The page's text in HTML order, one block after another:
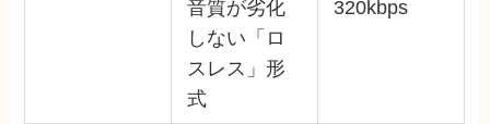
音質が劣化
しない「ロ
スレス」形
式
320kbps